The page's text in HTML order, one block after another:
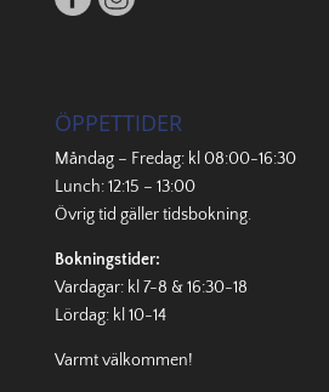
ÖPPETTIDER
Måndag – Fredag: kl 08:00-16:30
Lunch: 12:15 – 13:00
Övrig tid gällertidsbokning.
Bokningstider:
Vardagar: kl 7-8 & 16:30-18
Lördag: kl 10-14
Varmt välkommen!